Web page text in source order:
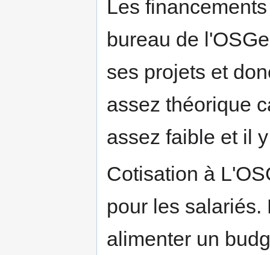
Les
bureau de
ses projets et
assez théorique
assez faible et il
Cotisation à
pour les salariés.
alimenter un